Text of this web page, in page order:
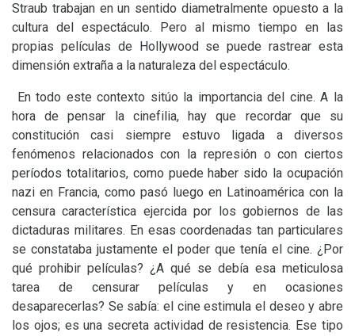
Straub trabajan en un sentido diametralmente opuesto a la
cultura del espectáculo. Pero al mismo tiempo en las
propias películas de Hollywood se puede rastrear esta
dimensión extraña a la naturaleza del espectáculo.
En todo este contexto sitúo la importancia del cine. A la
hora de pensar la cinefilia, hay que recordar que su
constitución casi siempre estuvo ligada a diversos
fenómenos relacionados con la represión o con ciertos
períodos totalitarios, como puede haber sido la ocupación
nazi en Francia, como pasó luego en Latinoamérica con la
censura característica ejercida por los gobiernos de las
dictaduras militares. En esas coordenadas tan particulares
se constataba justamente el poder que tenía el cine. ¿Por
qué prohibir películas? ¿A qué se debía esa meticulosa
tarea de censurar películas y en ocasiones
desaparecerlas? Se sabía: el cine estimula el deseo y abre
los ojos; es una secreta actividad de resistencia. Ese tipo